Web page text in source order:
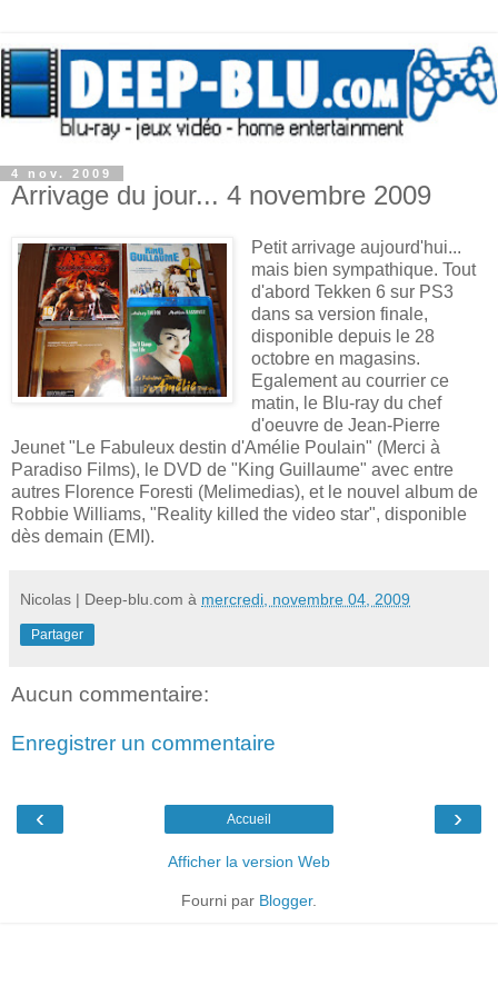
4 nov. 2009
Arrivage du jour... 4 novembre 2009
Petit arrivage aujourd'hui...
mais bien sympathique. Tout
d'abord Tekken 6 sur PS3
dans sa version finale,
disponible depuis le 28
octobre en magasins.
Egalement au courrier ce
matin, le Blu-ray du chef
d'oeuvre de Jean-Pierre
Jeunet "Le Fabuleux destin d'Amélie Poulain" (Merci à
Paradiso Films), le DVD de "King Guillaume" avec entre
autres Florence Foresti (Melimedias), et le nouvel album de
Robbie Williams, "Reality killed the video star", disponible
dès demain (EMI).
Nicolas | Deep-blu.com à mercredi, novembre 04, 2009
Partager
Aucun commentaire:
Enregistrer un commentaire
‹ ›
Accueil
Afficher la version Web
Fourni par Blogger.